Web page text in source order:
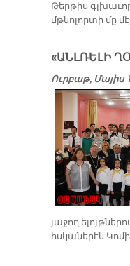
Թերթիս
մթնոլորտի մը
«ԱՆԼՌԵԼԻ
Ուրբաթ, Մայիս
յաջող
հսկաներէն